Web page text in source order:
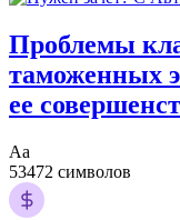
Проблемы
таможенных
ее
Аа
53472 символов